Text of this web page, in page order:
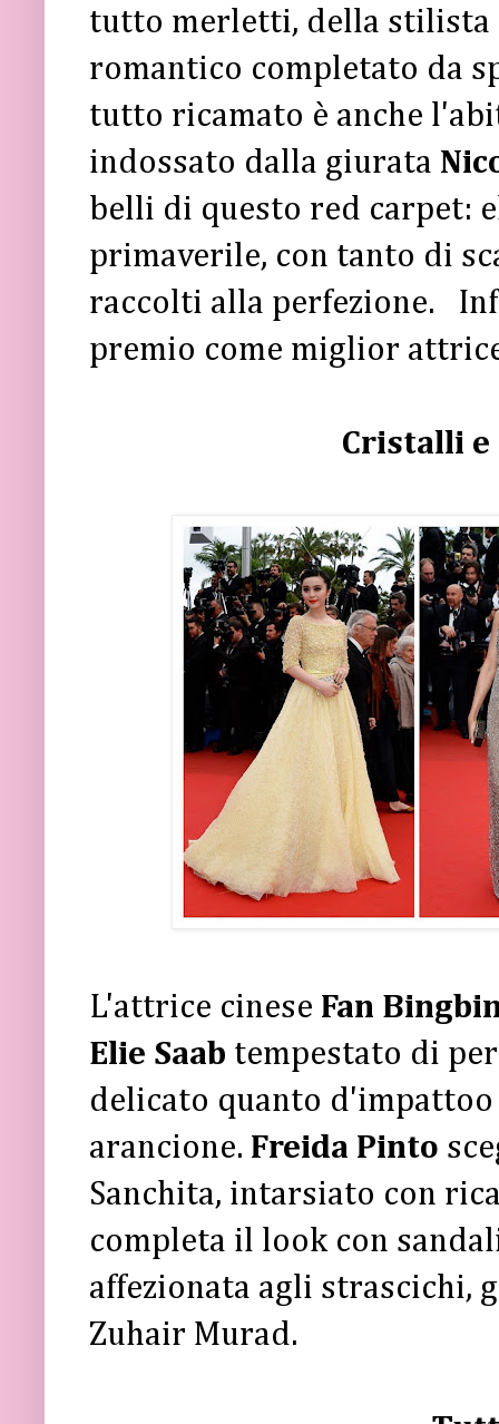
tutto merletti, della stilista
romantico completato da
tutto ricamato è anche
indossato dalla giurata
belli di questo red carpet:
primaverile, con tanto di
raccolti alla perfezione.
premio come miglior
Cristalli e
L'attrice cinese Fan
Elie Saab tempestato di
delicato quanto
arancione. Freida Pinto
Sanchita, intarsiato con
completa il look con
affezionata agli strascichi,
Zuhair Murad.